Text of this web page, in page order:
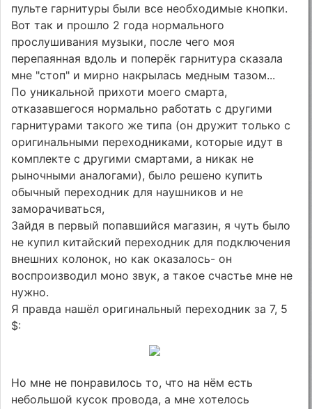
пульте гарнитуры были все необходимые кнопки.
Вот так и прошло 2 года нормального
прослушивания музыки, после чего моя
перепаянная вдоль и поперёк гарнитура сказала
мне "стоп" и мирно накрылась медным тазом...
По уникальной прихоти моего смарта,
отказавшегося нормально работать с другими
гарнитурами такого же типа (он дружит только с
оригинальными переходниками, которые идут в
комплекте с другими смартами, а никак не
рыночными аналогами), было решено купить
обычный переходник для наушников и не
заморачиваться,
Зайдя в первый попавшийся магазин, я чуть было
не купил китайский переходник для подключения
внешних колонок, но как оказалось- он
воспроизводил моно звук, а такое счастье мне не
нужно.
Я правда нашёл оригинальный переходник за 7, 5
$:
Но мне не понравилось то, что на нём есть
небольшой кусок провода, а мне хотелось